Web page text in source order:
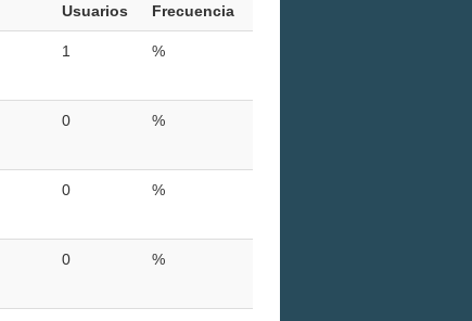
Usuarios Frecuencia
1 %
0 %
0 %
0 %